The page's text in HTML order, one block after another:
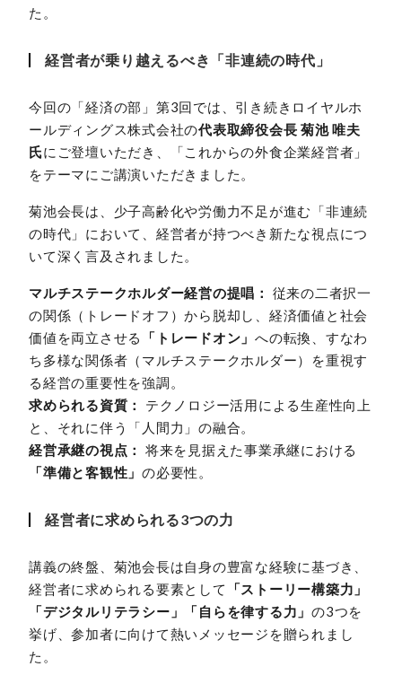
た。
経営者が乗り越えるべき「非連続の時代」
今回の「経済の部」第3回では、引き続きロイヤルホ
ールディングス株式会社の代表取締役会長 菊池 唯夫
氏にご登壇いただき、「これからの外食企業経営者」
をテーマにご講演いただきました。
菊池会長は、少子高齢化や労働力不足が進む「非連続
の時代」において、経営者が持つべき新たな視点につ
いて深く言及されました。
マルチステークホルダー経営の提唱：
従来の二者択一
の関係（トレードオフ）から脱却し、経済価値と社会
価値を両立させる
「トレードオン」 への転換、すなわ
ち多様な関係者（マルチステークホルダー）を重視す
る経営の重要性を強調。
求められる資質：
テクノロジー活用による生産性向上
と、それに伴う「人間力」の融合。
経営承継の視点：
将来を見据えた事業承継における
「準備と客観性」 の必要性。
経営者に求められる3つの力
講義の終盤、菊池会長は自身の豊富な経験に基づき、
経営者に求められる要素として
「ストーリー構築力」
「デジタルリテラシー」「自らを律する力」 の3つを
挙げ、参加者に向けて熱いメッセージを贈られまし
た。